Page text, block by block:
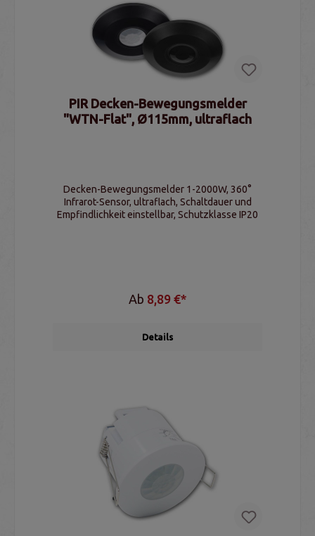
PIR Decken-Bewegungsmelder
"WTN-Flat", Ø115mm, ultraflach
Decken-Bewegungsmelder 1-2000W, 360°
Infrarot-Sensor, ultraflach, Schaltdauer und
Empfindlichkeit einstellbar, Schutzklasse IP20
Ab 8,89 €*
Details